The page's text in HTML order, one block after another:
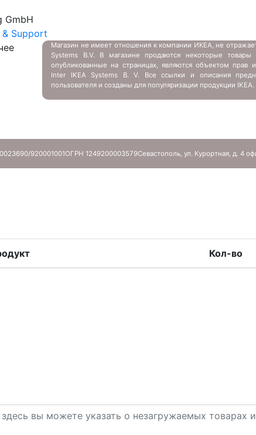
GmbH
Support
Магазин не имеет отношения к компании ИКЕА, не
Systems B.V. В магазине продаются некоторые
опубликованные на страницах, являются объектом прав
Inter IKEA Systems B. V. Все ссылки и описания
пользователя и созданы для популяризации продукции IKEA.
920001001ОГРН 1249200003579Севастополь, ул. Курортная, д. 4
Кол-во